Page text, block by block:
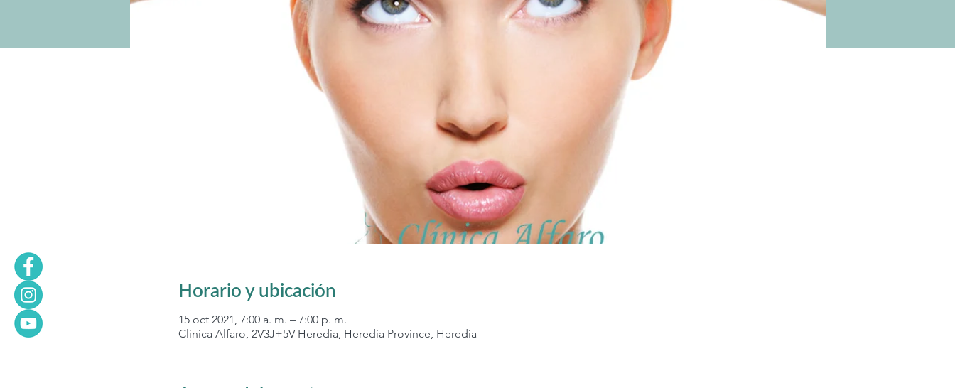
Horario y ubicación
15 oct 2021, 7:00 a. m. – 7:00 p. m.
Clínica Alfaro, 2V3J+5V Heredia, Heredia Province, Heredia